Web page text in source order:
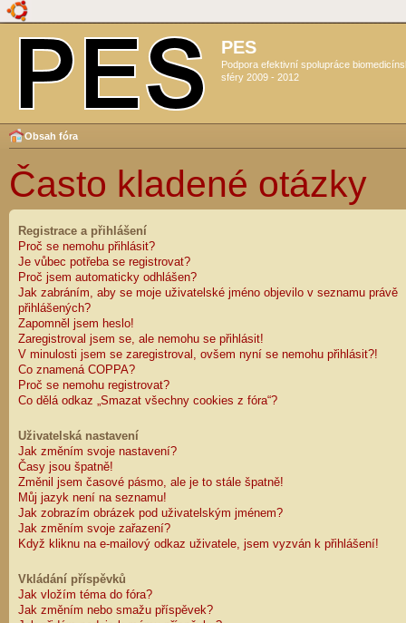
PES
Podpora efektivní spolupráce
sféry 2009 - 2012
Obsah fóra
Často kladené otázky
Registrace a přihlášení
Proč se nemohu přihlásit?
Je vůbec potřeba se registrovat?
Proč jsem automaticky odhlášen?
Jak zabráním, aby se moje uživatelské jméno objevilo v seznamu právě
přihlášených?
Zapomněl jsem heslo!
Zaregistroval jsem se, ale nemohu se přihlásit!
V minulosti jsem se zaregistroval, ovšem nyní se nemohu přihlásit?!
Co znamená COPPA?
Proč se nemohu registrovat?
Co dělá odkaz „Smazat všechny cookies z fóra“?
Uživatelská nastavení
Jak změním svoje nastavení?
Časy jsou špatně!
Změnil jsem časové pásmo, ale je to stále špatně!
Můj jazyk není na seznamu!
Jak zobrazím obrázek pod uživatelským jménem?
Jak změním svoje zařazení?
Když kliknu na e-mailový odkaz uživatele, jsem vyzván k přihlášení!
Vkládání příspěvků
Jak vložím téma do fóra?
Jak změním nebo smažu příspěvek?